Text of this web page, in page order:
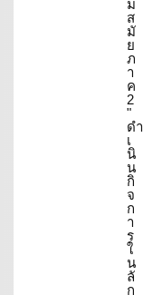
ม
ส
มั
ย
ภ
า
ค
2
"
ดำ
เ
นิ
น
กิ
จ
ก
า
ร
ใ
น
ลั
ก